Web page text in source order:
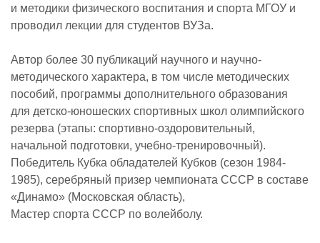
и методики физического воспитания и спорта МГОУ и
проводил лекции для студентов ВУЗа.
Автор более 30 публикаций научного и научно-
методического характера, в том числе методических
пособий, программы дополнительного образования
для детско-юношеских спортивных школ олимпийского
резерва (этапы: спортивно-оздоровительный,
начальной подготовки, учебно-тренировочный).
Победитель Кубка обладателей Кубков (сезон 1984-
1985), серебряный призер чемпионата СССР в составе
«Динамо» (Московская область),
Мастер спорта СССР по волейболу.